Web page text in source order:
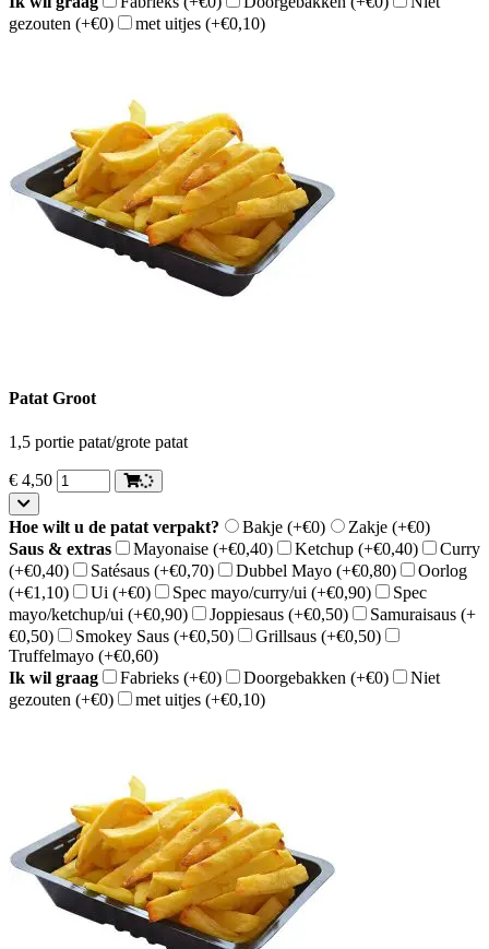
gezouten (+€0) met uitjes (+€0,10)
Patat Groot
1,5 portie patat/grote patat
€ 4,50
Hoe wilt u de patat verpakt? Bakje (+€0) Zakje (+€0)
Saus & extras
Mayonaise (+€0,40) Ketchup (+€0,40)
Curry
(+€0,40)
Satésaus (+€0,70) Dubbel Mayo (+€0,80)
Oorlog
(+€1,10)
Ui (+€0) Spec mayo/curry/ui (+€0,90)
Spec
mayo/ketchup/ui (+€0,90) Joppiesaus (+€0,50) Samuraisaus (+
€0,50)
Smokey Saus (+€0,50) Grillsaus (+€0,50)
Truffelmayo (+€0,60)
Ik wil graag
Fabrieks (+€0) Doorgebakken (+€0)
Niet
gezouten (+€0) met uitjes (+€0,10)